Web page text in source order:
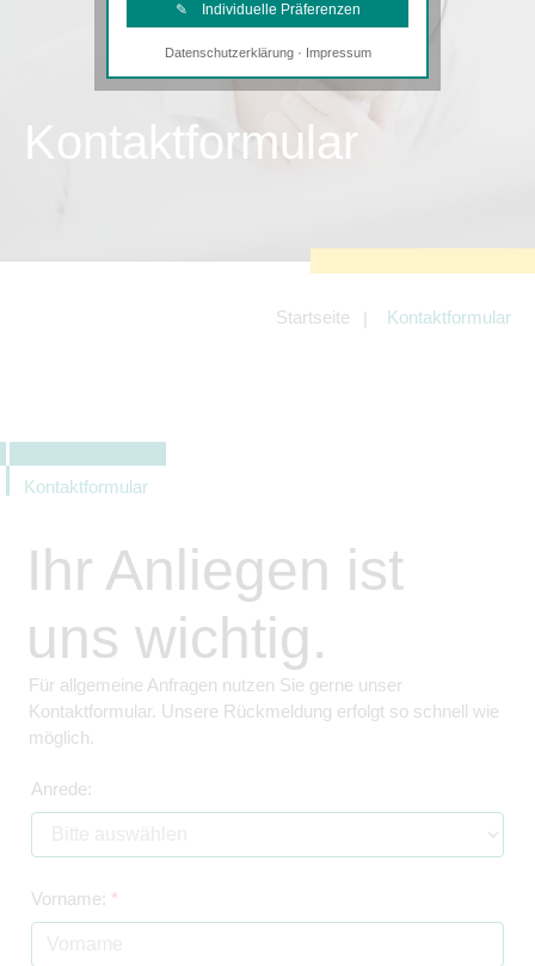
Kontaktformular
Startseite Kontaktformular
Kontaktformular
Ihr Anliegen ist
uns wichtig.
Für allgemeine Anfragen nutzen Sie gerne unser
Kontaktformular. Unsere Rückmeldung erfolgt so schnell wie
möglich.
Anrede:
Vorname: *
✎ Individuelle Präferenzen
Notwendige Cookies
Diese Cookies sind erforderlich, um die
grundlegende Funktionalität der Website
Tracking- und Targeting-Cookies
Angebotes einschließlich der
Angeboten von z.B. Facebook und
Datenschutzerklärung· Impressum